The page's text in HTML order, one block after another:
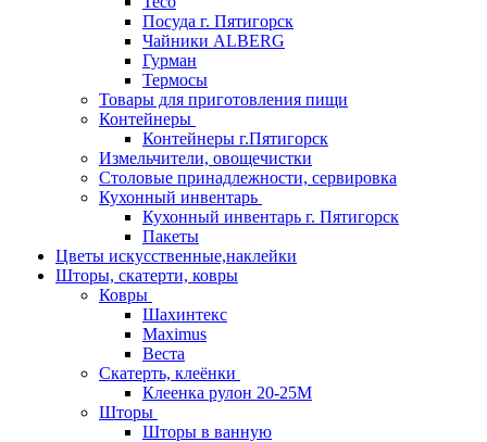
Посуда г. Пятигорск
Чайники ALBERG
Гурман
Термосы
Товары для приготовления пищи
Контейнеры
Контейнеры г.Пятигорск
Измельчители, овощечистки
Столовые принадлежности, сервировка
Кухонный инвентарь
Кухонный инвентарь г. Пятигорск
Пакеты
Цветы искусственные,наклейки
Шторы, скатерти, ковры
Ковры
Шахинтекс
Maximus
Веста
Скатерть, клеёнки
Клеенка рулон 20-25М
Шторы
Шторы в ванную